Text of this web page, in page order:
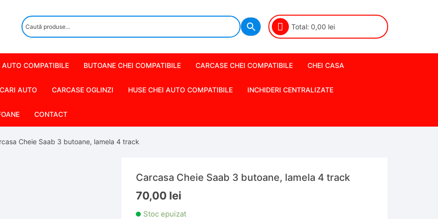
Total: 0,00 lei
AUTO COMPATIBILE BUTOANE CHEI COMPATIBILE CARCASE CHEI COMPATIBILE CHEI CASA
AUTO CARCASE OGLINZI HUSE CHEI AUTO COMPATIBILE INCHIDERI CENTRALIZATE
CONTACT
Cheie Saab 3 butoane, lamela 4 track
Carcasa Cheie Saab 3 butoane, lamela 4 track
70,00 lei
Stoc epuizat